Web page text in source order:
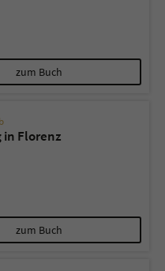
zum Buch
in Florenz
zum Buch